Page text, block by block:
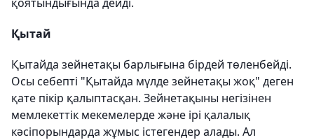
Қытай
Қытайда зейнетақы барлығына бірдей төленбейді.
Осы себепті "Қытайда мүлде зейнетақы жоқ" деген
қате пікір қалыптасқан. Зейнетақыны негізінен
мемлекеттік мекемелерде және ірі қалалық
кәсіпорындарда жұмыс істегендер алады. Ал